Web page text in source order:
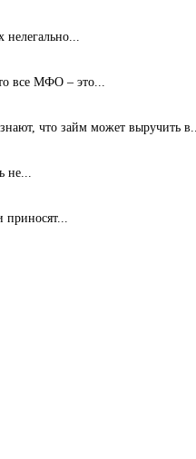
все МФО – это...
что займ может выручить в...
не...